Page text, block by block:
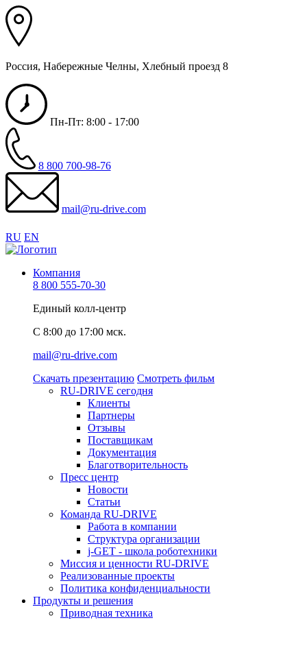
Россия, Набережные Челны, Хлебный проезд 8
Пн-Пт: 8:00 - 17:00
8 800 700-98-76
mail@ru-drive.com
RU EN
Компания
8 800 555-70-30
Единый колл-центр
C 8:00 до 17:00 мск.
mail@ru-drive.com
Скачать презентацию Смотреть фильм
RU-DRIVE сегодня
Клиенты
Партнеры
Отзывы
Поставщикам
Документация
Благотворительность
Пресс центр
Новости
Статьи
Команда RU-DRIVE
Работа в компании
Структура организации
j-GET - школа роботехники
Миссия и ценности RU-DRIVE
Реализованные проекты
Политика конфиденциальности
Продукты и решения
Приводная техника